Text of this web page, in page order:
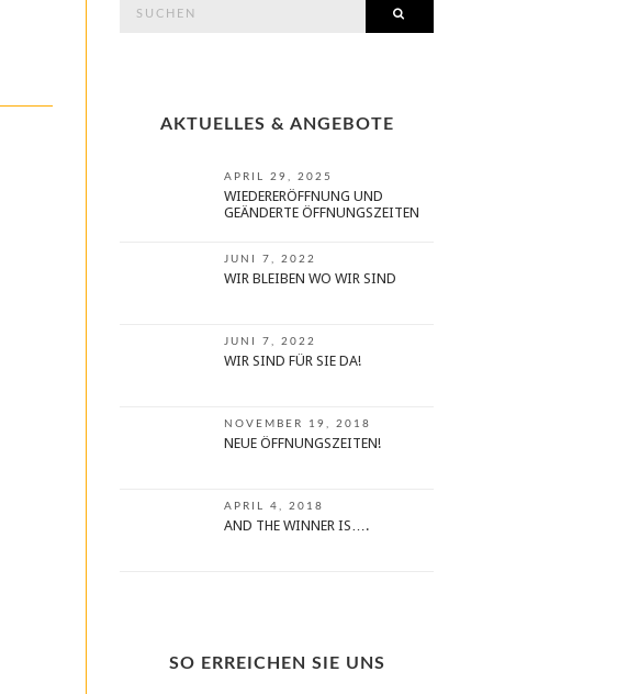
AKTUELLES & ANGEBOTE
APRIL 29, 2025
WIEDERERÖFFNUNG UND
GEÄNDERTE ÖFFNUNGSZEITEN
JUNI 7, 2022
WIR BLEIBEN WO WIR SIND
JUNI 7, 2022
WIR SIND FÜR SIE DA!
NOVEMBER 19, 2018
NEUE ÖFFNUNGSZEITEN!
APRIL 4, 2018
AND THE WINNER IS….
SO ERREICHEN SIE UNS